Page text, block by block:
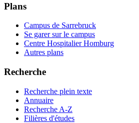
Plans
Campus de Sarrebruck
Se garer sur le campus
Centre Hospitalier Homburg
Autres plans
Recherche
Recherche plein texte
Annuaire
Recherche A-Z
Filières d'études